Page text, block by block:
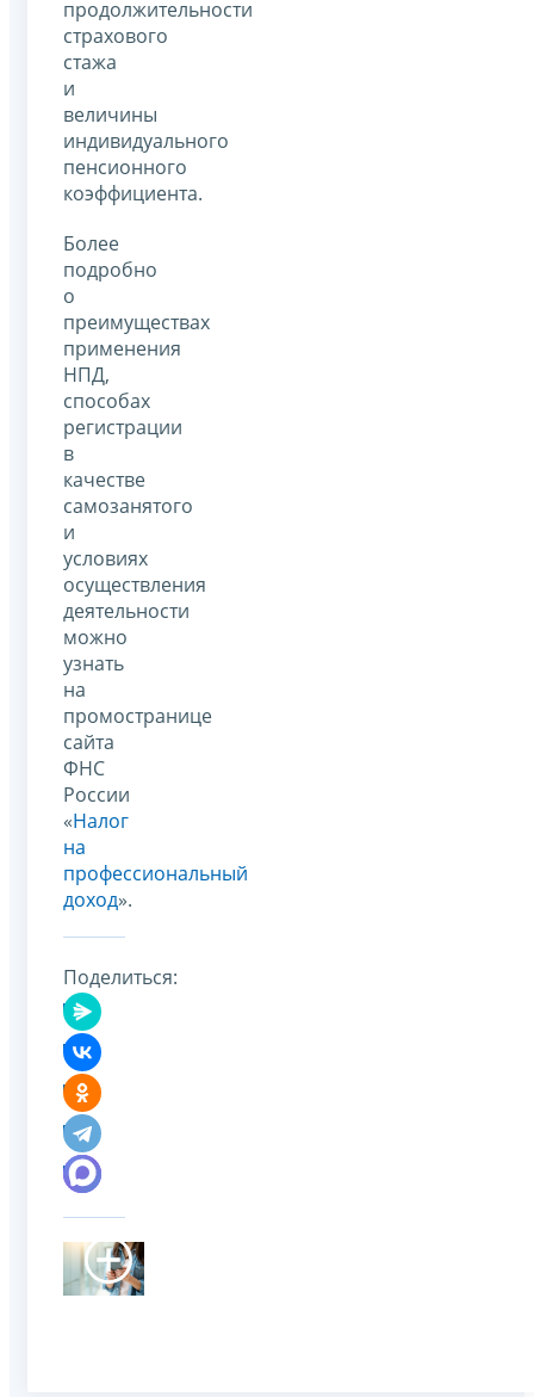
продолжительности
страхового
стажа
и
величины
индивидуального
пенсионного
коэффициента.
Более
подробно
о
преимуществах
применения
НПД,
способах
регистрации
в
качестве
самозанятого
и
условиях
осуществления
деятельности
можно
узнать
на
промостранице
сайта
ФНС
России
«Налог
на
профессиональный
доход».
Поделиться: